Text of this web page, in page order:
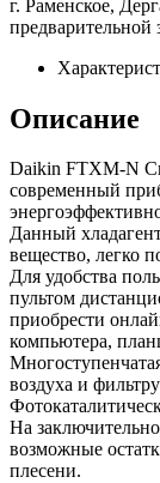
г. Раменское,
предварительной
Описание
Daikin FTXM-N
современный
Данный
вещество, легко
Для удобства
пультом
приобрести
компьютера,
воздуха и
На
возможные
плесени.